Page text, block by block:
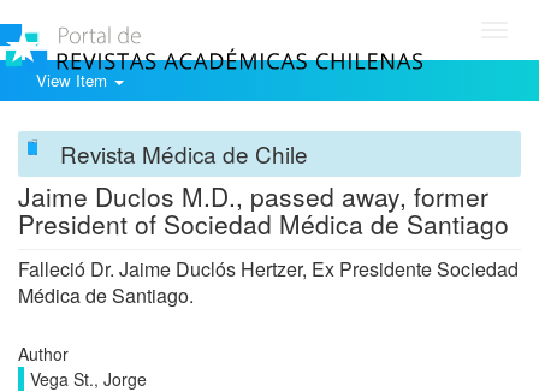
View Item
Revista Médica de Chile
Jaime Duclos M.D., passed away, former
President of Sociedad Médica de Santiago
Falleció Dr. Jaime Duclós Hertzer, Ex Presidente Sociedad
Médica de Santiago.
Author
Vega St., Jorge